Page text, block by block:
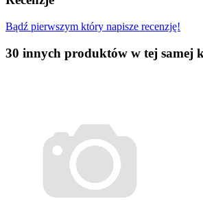
Bądź pierwszym który napisze recenzję!
30 innych produktów w tej samej